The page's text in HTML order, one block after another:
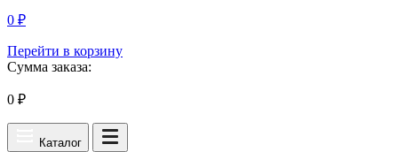
0 ₽
Перейти в корзину
Сумма заказа:
0 ₽
Каталог